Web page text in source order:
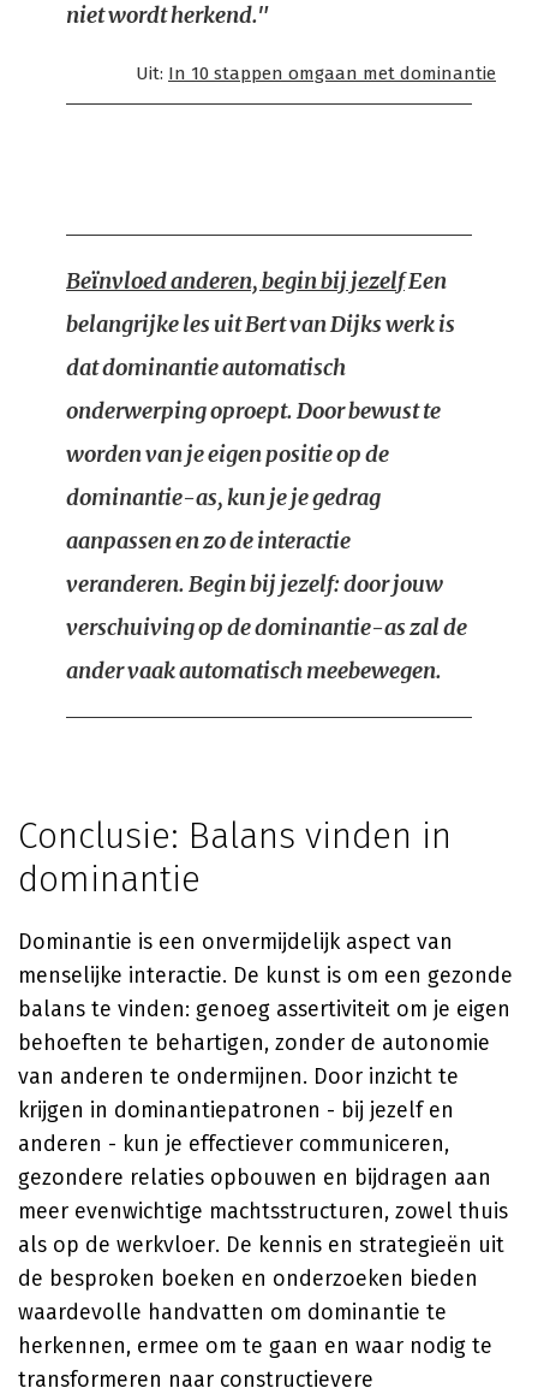
niet wordt herkend."
Uit: In 10 stappen omgaan met dominantie
Beïnvloed anderen, begin bij jezelfEen
belangrijke les uit Bert van Dijks werk is
dat dominantie automatisch
onderwerping oproept. Door bewust te
worden van je eigen positie op de
dominantie-as, kun je je gedrag
aanpassen en zo de interactie
veranderen. Begin bij jezelf: door jouw
verschuiving op de dominantie-as zal de
ander vaak automatisch meebewegen.
Conclusie: Balans vinden in
dominantie
Dominantie is een onvermijdelijk aspect van
menselijke interactie. De kunst is om een gezonde
balans te vinden: genoeg assertiviteit om je eigen
behoeften te behartigen, zonder de autonomie
van anderen te ondermijnen. Door inzicht te
krijgen in dominantiepatronen - bij jezelf en
anderen - kun je effectiever communiceren,
gezondere relaties opbouwen en bijdragen aan
meer evenwichtige machtsstructuren, zowel thuis
als op de werkvloer. De kennis en strategieën uit
de besproken boeken en onderzoeken bieden
waardevolle handvatten om dominantie te
herkennen, ermee om te gaan en waar nodig te
transformeren naar constructievere